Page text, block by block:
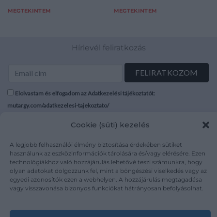
Cookie (süti) kezelés
A legjobb felhasználói élmény biztosítása érdekében sütiket
használunk az eszközinformációk tárolására és/vagy elérésére. Ezen
technológiákhoz való hozzájárulás lehetővé teszi számunkra, hogy
olyan adatokat dolgozzunk fel, mint a böngészési viselkedés vagy az
egyedi azonosítók ezen a webhelyen. A hozzájárulás megtagadása
vagy visszavonása bizonyos funkciókat hátrányosan befolyásolhat.
MEGTEKINTEM MEGTEKINTEM
Hírlevél feliratkozás
Elolvastam és elfogadom az Adatkezelési tájékoztatót:
mutargy.com/adatkezelesi-tajekoztato/
Médiaajánlat
Karrier
Kapcsolat
Áraink
ÁSZF
Adatvédelem
Impresszum